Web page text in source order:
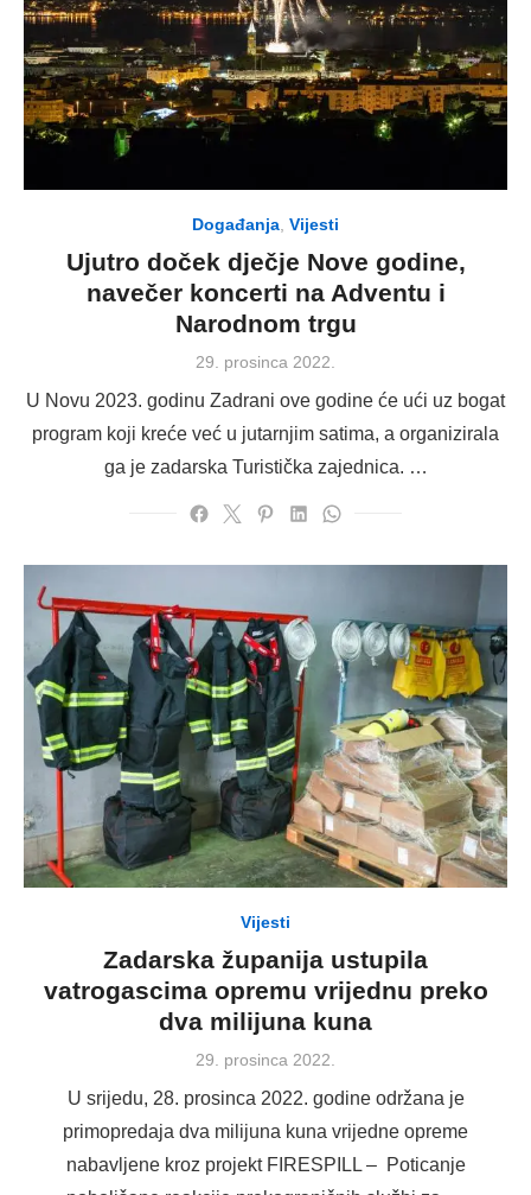
Događanja, Vijesti
Ujutro doček dječje Nove godine,
navečer koncerti na Adventu i
Narodnom trgu
Posted
29. prosinca 2022.
U Novu 2023. godinu Zadrani ove godine će ući uz bogat
program koji kreće već u jutarnjim satima, a organizirala
ga je zadarska Turistička zajednica. …
Vijesti
Zadarska županija ustupila
vatrogascima opremu vrijednu preko
dva milijuna kuna
Posted
29. prosinca 2022.
U srijedu, 28. prosinca 2022. godine održana je
primopredaja dva milijuna kuna vrijedne opreme
nabavljene kroz projekt FIRESPILL – Poticanje